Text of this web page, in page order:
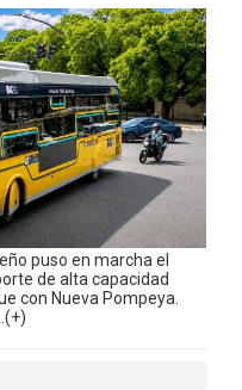
puso en marcha el
de alta capacidad
con Nueva Pompeya.